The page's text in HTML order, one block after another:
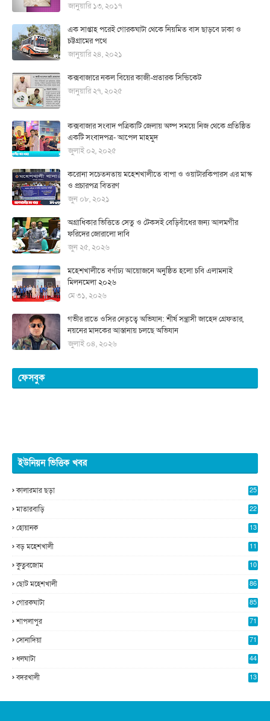
জানুয়ারি ১৩, ২০১৭
এক সাপ্তাহ পরেই গোরকঘাটা থেকে নিয়মিত বাস ছাড়বে ঢাকা ও
চট্টগ্রামের পথে
জানুয়ারি ২৪, ২০২১
কক্সবাজারে নকল বিয়ের কাজী-প্রতারক সিন্ডিকেট
জানুয়ারি ২৭, ২০২৫
কক্সবাজার সংবাদ পত্রিকাটি জেলায় অল্প সময়ে নিজ থেকে প্রতিষ্ঠিত
একটি সংবাদপত্র- আপেল মাহমুদ
জুলাই ০২, ২০২৫
করোনা সচেতনতায় মহেশখালীতে বাপা ও ওয়াটারকিপারস এর মাস্ক
ও প্রচারপত্র বিতরণ
জুন ০৮, ২০২১
অগ্রাধিকার ভিত্তিতে সেতু ও টেকসই বেড়িবাঁধের জন্য আলমগীর
ফরিদের জোরালো দাবি
জুন ২৫, ২০২৬
মহেশখালীতে বর্ণাঢ্য আয়োজনে অনুষ্ঠিত হলো চবি এলামনাই
মিলনমেলা ২০২৬
মে ৩১, ২০২৬
গভীর রাতে ওসির নেতৃত্বে অভিযান: শীর্ষ সন্ত্রাসী জাহেদ গ্রেফতার,
নয়নের মাদকের আস্তানায় চলছে অভিযান
জুলাই ০৪, ২০২৬
ফেসবুক
ইউনিয়ন ভিত্তিক খবর
কালারমার ছড়া
25
মাতারবাড়ি
22
হোয়ানক
13
বড় মহেশখালী
11
কুতুবজোম
10
ছোট মহেশখালী 86
গোরকঘাটা 85
শাপলাপুর 71
সোনাদিয়া 71
ধলঘাটা 44
বদরখালী 13